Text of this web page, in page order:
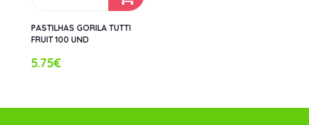
PASTILHAS GORILA TUTTI
FRUIT 100 UND
5.75€